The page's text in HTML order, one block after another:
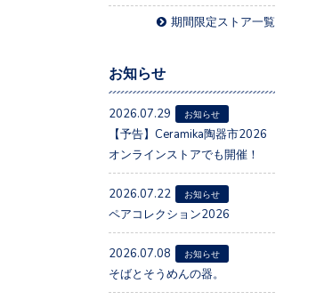
期間限定ストア一覧
お知らせ
2026.07.29 お知らせ
【予告】Ceramika陶器市2026
オンラインストアでも開催！
2026.07.22 お知らせ
ペアコレクション2026
2026.07.08 お知らせ
そばとそうめんの器。